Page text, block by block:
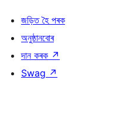
জড়িত হৈ পৰক
অনুষ্ঠানবোৰ
দান কৰক ↗
Swag ↗